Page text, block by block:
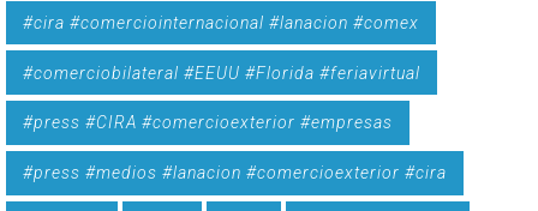
#cira #comerciointernacional #lanacion #comex
#comerciobilateral #EEUU #Florida #feriavirtual
#press #CIRA #comercioexterior #empresas
#press #medios #lanacion #comercioexterior #cira